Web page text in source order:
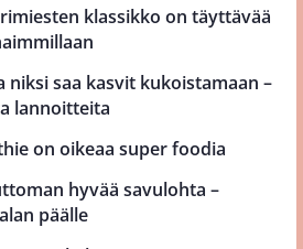
klassikko on täyttävää
niksi saa kasvit kukoistamaan –
lannoitteita
on oikeaa super foodia
hyvää savulohta –
päälle